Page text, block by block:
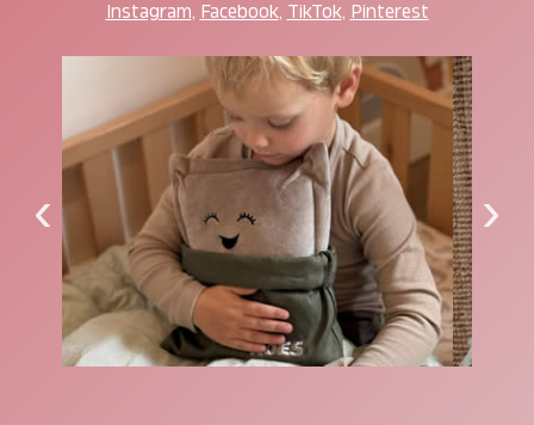
Instagram, Facebook, TikTok, Pinterest
‹ ›